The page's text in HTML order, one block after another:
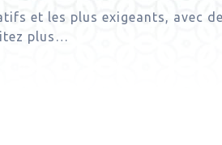
et les plus exigeants, avec
plus…